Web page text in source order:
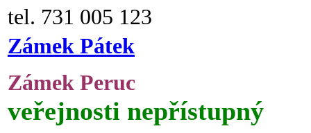
tel. 731 005 123
Zámek Pátek
Zámek Peruc
veřejnosti nepřístupný